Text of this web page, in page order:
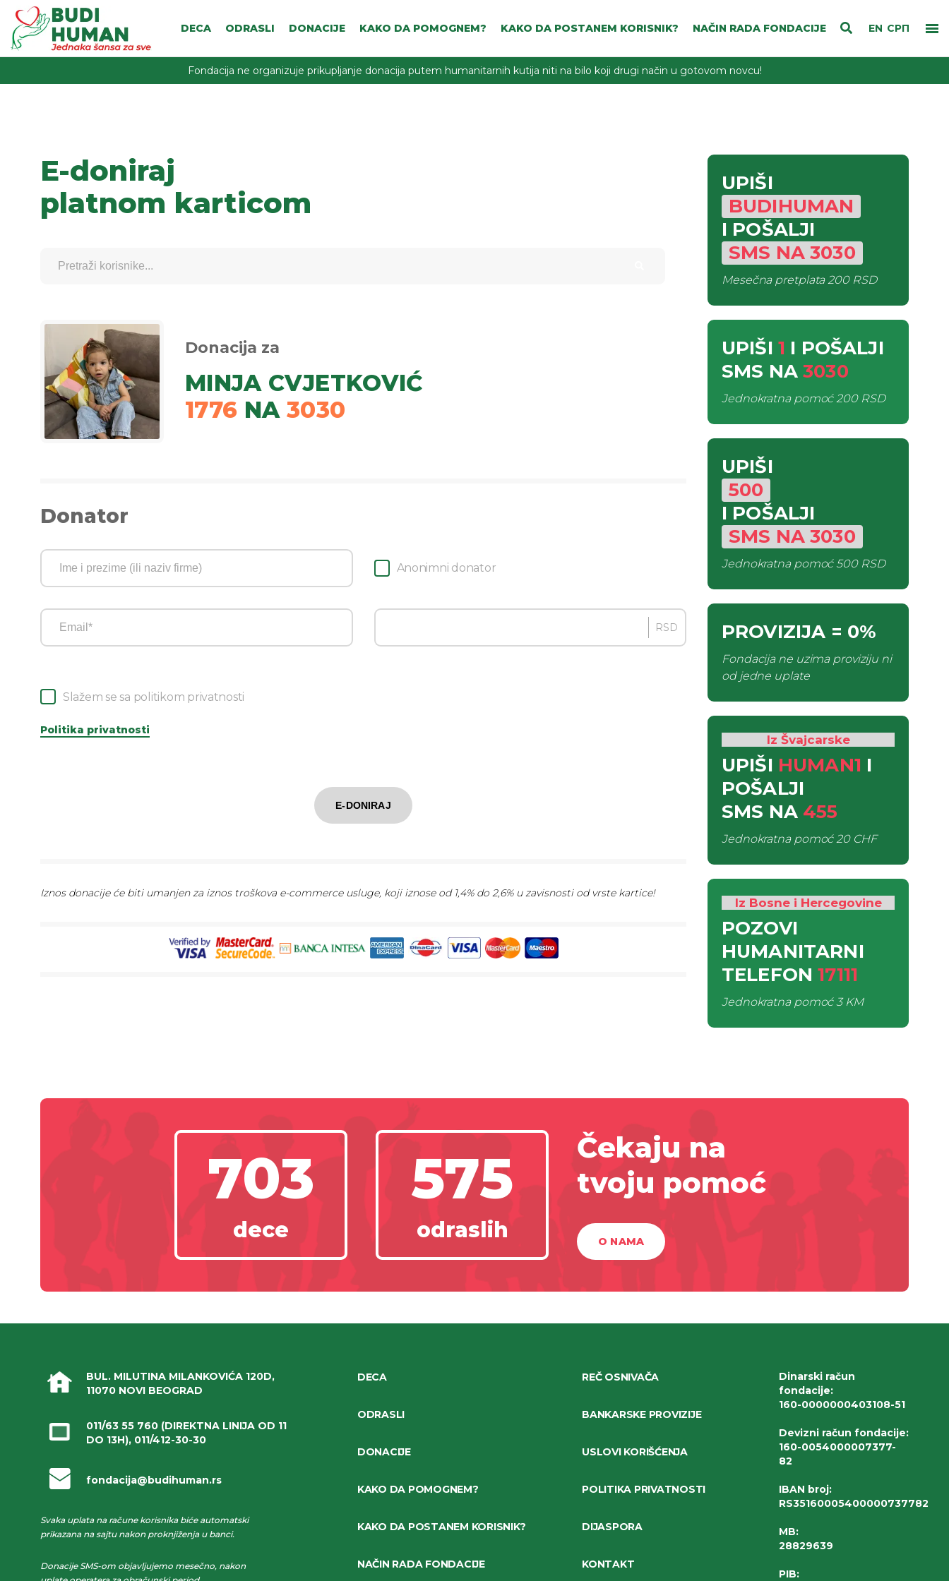
EN СРП
DECA ODRASLI DONACIJE KAKO DA POMOGNEM? KAKO DA POSTANEM KORISNIK? NAČIN RADA FONDACIJE
Fondacija ne organizuje prikupljanje donacija putem humanitarnih kutija niti na bilo koji drugi način u gotovom novcu!
E-doniraj
platnom karticom
Donacija za
MINJA CVJETKOVIĆ
1776 NA 3030
Donator
Anonimni donator
RSD
Slažem se sa politikom privatnosti
Politika privatnosti
E-DONIRAJ
Iznos donacije će biti umanjen za iznos troškova e-commerce usluge, koji iznose od 1,4% do 2,6% u zavisnosti od vrste kartice!
UPIŠI
BUDIHUMAN
I POŠALJI
SMS NA3030
Mesečna pretplata200 RSD
UPIŠI 1 I POŠALJI
SMS NA 3030
Jednokratna pomoć200 RSD
UPIŠI
500
I POŠALJI
SMS NA3030
Jednokratna pomoć500 RSD
PROVIZIJA = 0%
Fondacija ne uzima proviziju ni
od jedne uplate
Iz Švajcarske
UPIŠI HUMAN1 I
POŠALJI
SMS NA 455
Jednokratna pomoć20 CHF
Iz Bosne i Hercegovine
POZOVI
HUMANITARNI
TELEFON 17111
Jednokratna pomoć3 KM
703
dece
575
odraslih
Čekaju na
tvoju pomoć
O NAMA
BUL. MILUTINA MILANKOVIĆA 120D,
11070 NOVI BEOGRAD
011/63 55 760 (DIREKTNA LINIJA OD 11
DO 13H), 011/412-30-30
fondacija@budihuman.rs
Svaka uplata na račune korisnika biće automatski
prikazana na sajtu nakon proknjiženja u banci.
Donacije SMS-om objavljujemo mesečno, nakon
DECA
ODRASLI
DONACIJE
KAKO DA POMOGNEM?
KAKO DA POSTANEM KORISNIK?
NAČIN RADA FONDACIJE
REČ OSNIVAČA
BANKARSKE PROVIZIJE
USLOVI KORIŠĆENJA
POLITIKA PRIVATNOSTI
DIJASPORA
KONTAKT
Dinarski račun
fondacije:
160-0000000403108-51
Devizni račun fondacije:
160-0054000007377-
82
IBAN broj:
RS35160005400000737782
MB:
28829639
PIB: